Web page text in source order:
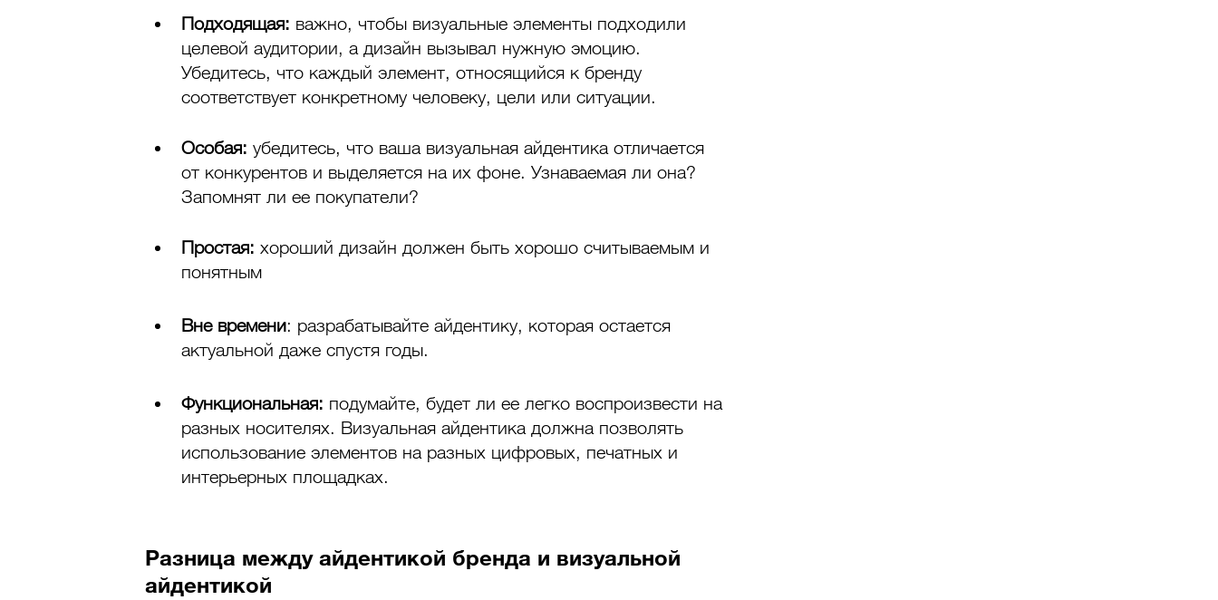
Подходящая: важно, чтобы визуальные элементы подходили
целевой аудитории, а дизайн вызывал нужную эмоцию.
Убедитесь, что каждый элемент, относящийся к бренду
соответствует конкретному человеку, цели или ситуации.
Особая: убедитесь, что ваша визуальная айдентика отличается
от конкурентов и выделяется на их фоне. Узнаваемая ли она?
Запомнят ли ее покупатели?
Простая: хороший дизайн должен быть хорошо считываемым и
понятным
Вне времени: разрабатывайте айдентику, которая остается
актуальной даже спустя годы.
Функциональная: подумайте, будет ли ее легко воспроизвести на
разных носителях. Визуальная айдентика должна позволять
использование элементов на разных цифровых, печатных и
интерьерных площадках.
Разница между айдентикой бренда и визуальной
айдентикой